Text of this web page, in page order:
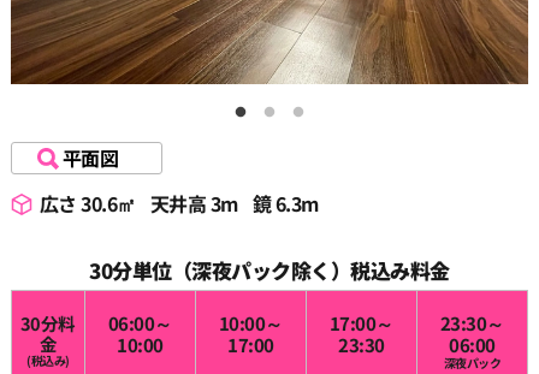
平面図
広さ 30.6㎡ 天井高 3m 鏡 6.3m
30分単位（深夜パック除く）税込み料金
30分料
金
(税込み)
06:00～
10:00
10:00～
17:00
17:00～
23:30
23:30～
06:00
深夜パック